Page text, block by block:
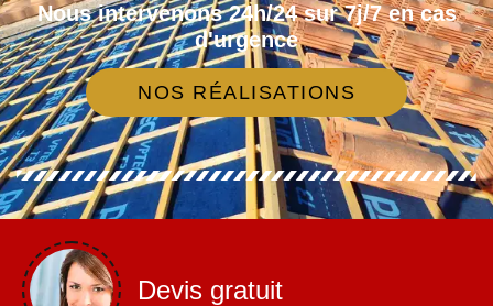
Nous intervenons 24h/24 sur 7j/7 en cas
d'urgence
NOS RÉALISATIONS
Devis gratuit